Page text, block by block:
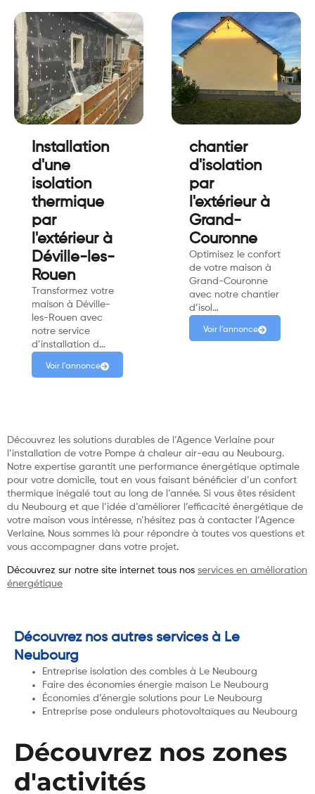
Installation
d'une
isolation
thermique
par
l'extérieur à
Déville-les-
Rouen
Transformez votre
maison à Déville-
les-Rouen avec
notre service
d’installation d…
Voir l'annonce
chantier
d'isolation
par
l'extérieur à
Grand-
Couronne
Optimisez le confort
de votre maison à
Grand-Couronne
avec notre chantier
d’isol…
Voir l'annonce
Découvrez les solutions durables de l’Agence Verlaine pour
l’installation de votre Pompe à chaleur air-eau au Neubourg.
Notre expertise garantit une performance énergétique optimale
pour votre domicile, tout en vous faisant bénéficier d’un confort
thermique inégalé tout au long de l’année. Si vous êtes résident
du Neubourg et que l’idée d’améliorer l’efficacité énergétique de
votre maison vous intéresse, n’hésitez pas à contacter l’Agence
Verlaine. Nous sommes là pour répondre à toutes vos questions et
vous accompagner dans votre projet.
Découvrez sur notre site internet tous nos services en amélioration
énergétique
Découvrez nos autres services à Le
Neubourg
Entreprise isolation des combles à Le Neubourg
Faire des économies énergie maison Le Neubourg
Économies d’énergie solutions pour Le Neubourg
Entreprise pose onduleurs photovoltaïques au Neubourg
Découvrez nos zones
d'activités